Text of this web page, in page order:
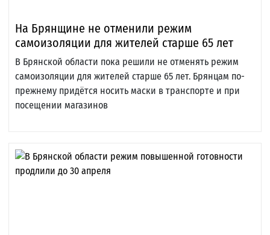
На Брянщине не отменили режим
самоизоляции для жителей старше 65 лет
В Брянской области пока решили не отменять режим
самоизоляции для жителей старше 65 лет. Брянцам по-
прежнему придётся носить маски в транспорте и при
посещении магазинов